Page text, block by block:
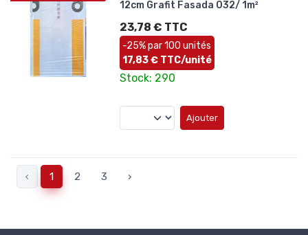
12cm Grafit Fasada 032/ 1m²
23,78 € TTC
-25% par 100 unités
17,83 € TTC/unité
Stock: 290
Ajouter
‹ 1 2 3 ›